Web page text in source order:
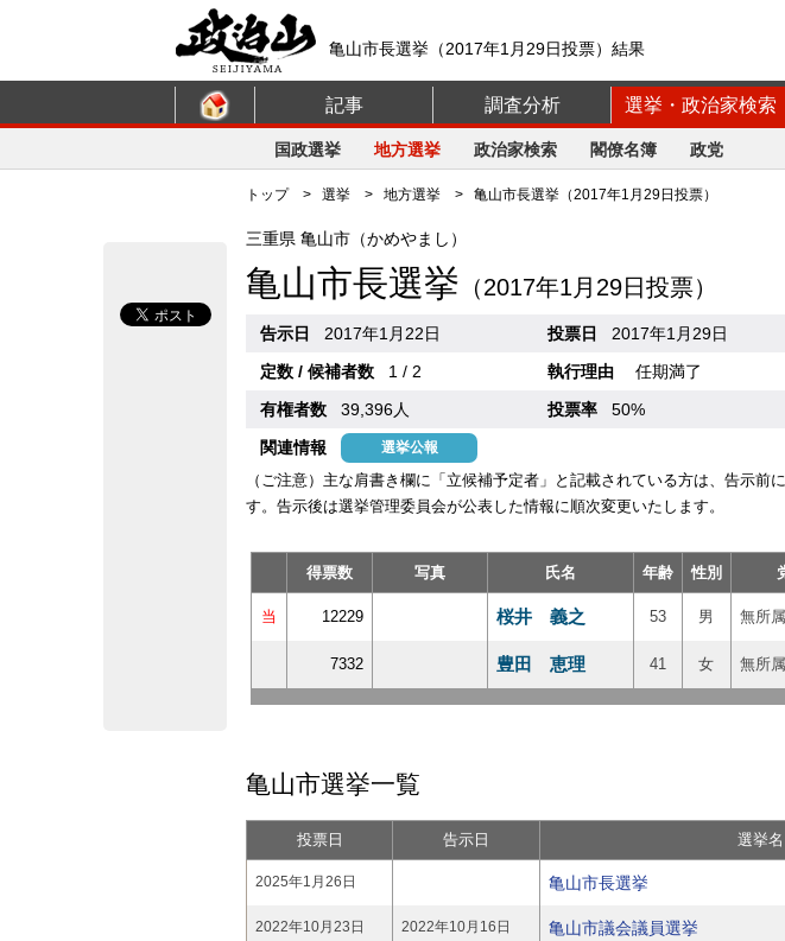
亀山市長選挙（2017年1月29日投票）結果
記事 調査分析 選挙・政治家検索
国政選挙 地方選挙 政治家検索 閣僚名簿 政党
トップ> 選挙 > 地方選挙 > 亀山市長選挙（2017年1月29日投票）
三重県 亀山市（かめやまし）
亀山市長選挙 （2017年1月29日投票）
告示日 2017年1月22日 投票日
2017年1月29日
定数 / 候補者数
1 / 2 執行理由
任期満了
有権者数
39,396人 投票率 50%
関連情報
選挙公報
（ご注意）主な肩書き欄に「立候補予定者」と記載されている方は、告示前
す。告示後は選挙管理委員会が公表した情報に順次変更いたします。
得票数
写真 氏名 年齢 性別
当 12229 桜井 義之 53 男 無所属
7332 豊田 恵理 41 女 無所属
亀山市選挙一覧
投票日 告示日 選挙名
2025年1月26日 亀山市長選挙
2022年10月23日 2022年10月16日 亀山市議会議員選挙